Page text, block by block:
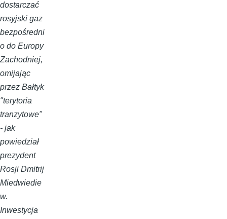
dostarczać
rosyjski gaz
bezpośredni
o do Europy
Zachodniej,
omijając
przez Bałtyk
"terytoria
tranzytowe"
- jak
powiedział
prezydent
Rosji Dmitrij
Miedwiedie
w.
Inwestycja